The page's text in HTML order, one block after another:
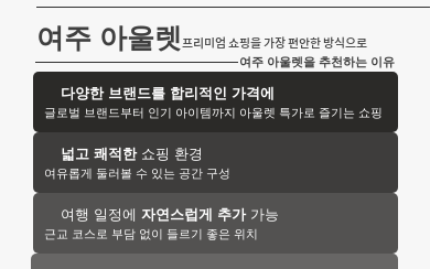
여주 아울렛 프리미엄 쇼핑을 가장 편안한 방식으로
여주 아울렛을 추천하는 이유
다양한 브랜드를 합리적인 가격에
글로벌 브랜드부터 인기 아이템까지 아울렛 특가로 즐기는 쇼핑
넓고 쾌적한 쇼핑 환경
여유롭게 둘러볼 수 있는 공간 구성
여행 일정에 자연스럽게 추가 가능
근교 코스로 부담 없이 들르기 좋은 위치